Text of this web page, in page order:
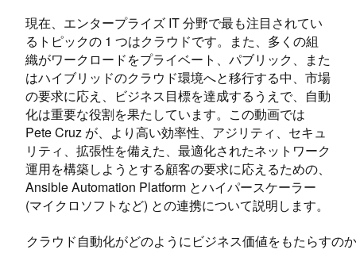
現在、エンタープライズ IT 分野で最も注目されてい
るトピックの 1 つはクラウドです。また、多くの組
織がワークロードをプライベート、パブリック、また
はハイブリッドのクラウド環境へと移行する中、市場
の要求に応え、ビジネス目標を達成するうえで、自動
化は重要な役割を果たしています。この動画では
Pete Cruz が、より高い効率性、アジリティ、セキュ
リティ、拡張性を備えた、最適化されたネットワーク
運用を構築しようとする顧客の要求に応えるための、
Ansible Automation Platform とハイパースケーラー
(マイクロソフトなど) との連携について説明します。
クラウド自動化がどのようにビジネス価値をもたらすの